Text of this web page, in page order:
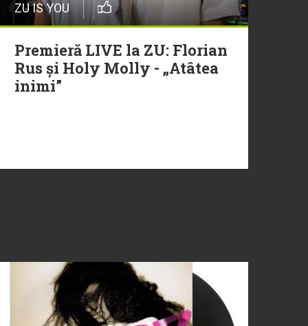
ZU IS YOU
Premieră LIVE la ZU: Florian
Rus și Holy Molly - „Atâtea
inimi”